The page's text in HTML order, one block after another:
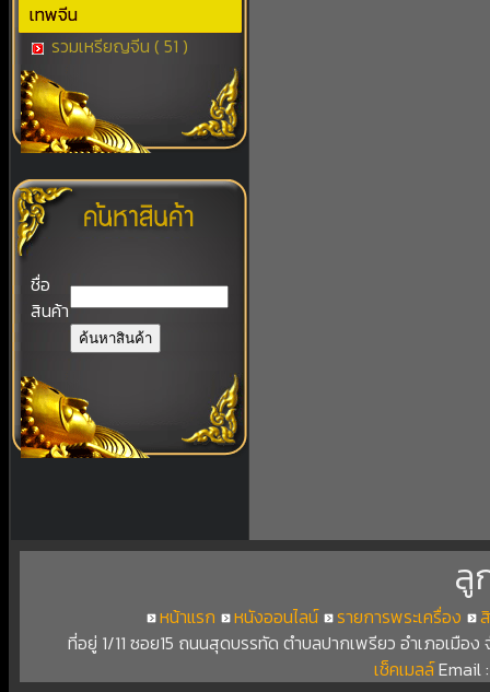
เทพจีน
รวมเหรียญจีน ( 51 )
ชื่อ
สินค้า
ลู
หน้าแรก หนังออนไลน์ รายการพระเครื่อง
ที่อยู่ 1/11 ซอย15 ถนนสุดบรรทัด ตำบลปากเพรียว อำเภอเมือ
เช็คเมลล์Email